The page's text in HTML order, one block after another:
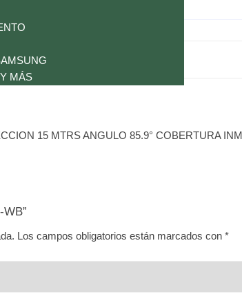
MÁS
15 MTRS ANGULO 85.9° COBERTURA
Los campos obligatorios están marcados con *